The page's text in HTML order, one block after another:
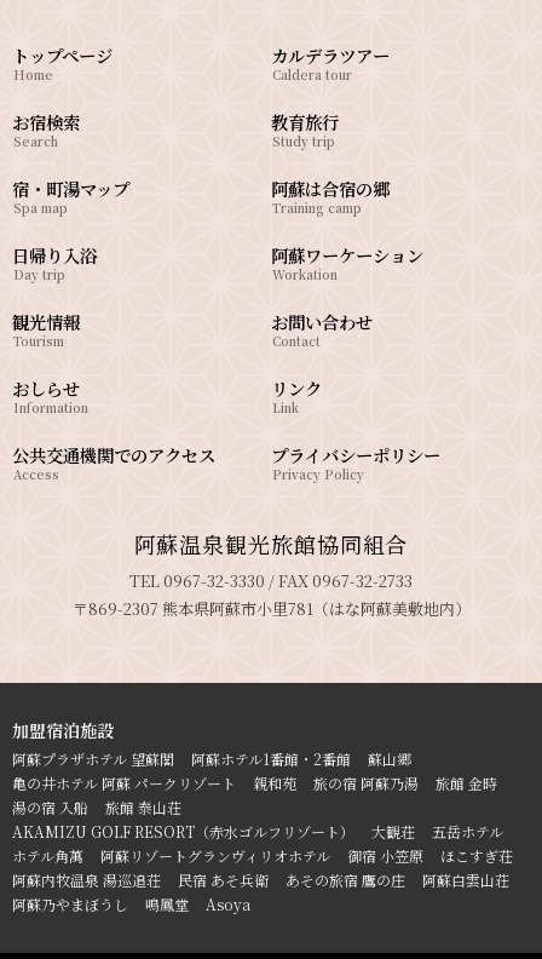
トップページ
Home
お宿検索
Search
宿・町湯マップ
Spa map
日帰り入浴
Day trip
カルデラツアー
Caldera tour
教育旅行
Study trip
阿蘇は合宿の郷
Training camp
阿蘇ワーケーション
Workation
観光情報
Tourism
おしらせ
Information
公共交通機関でのアクセス
Access
お問い合わせ
Contact
リンク
Link
プライバシーポリシー
Privacy Policy
阿蘇温泉観光旅館協同組合
TEL 0967-32-3330 / FAX 0967-32-2733
〒869-2307 熊本県阿蘇市小里781（はな阿蘇美敷地内）
加盟宿泊施設
阿蘇プラザホテル 望蘇閣 阿蘇ホテル1番館・2番館
蘇山郷
亀の井ホテル 阿蘇 パークリゾート
親和苑 旅の宿 阿蘇乃湯
旅館 金時
湯の宿 入船
旅館 泰山荘
AKAMIZU GOLF RESORT（赤水ゴルフリゾート）
大観荘
五岳ホテル
ホテル角萬
阿蘇リゾートグランヴィリオホテル 御宿 小笠原
ほこすぎ荘
阿蘇内牧温泉 湯巡追荘
民宿 あそ兵衛 あその旅宿 鷹の庄
阿蘇白雲山荘
阿蘇乃やまぼうし
鳴鳳堂 Asoya